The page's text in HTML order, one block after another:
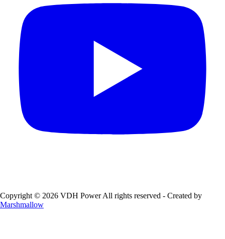
Copyright © 2026 VDH Power All rights reserved - Created by
Marshmallow